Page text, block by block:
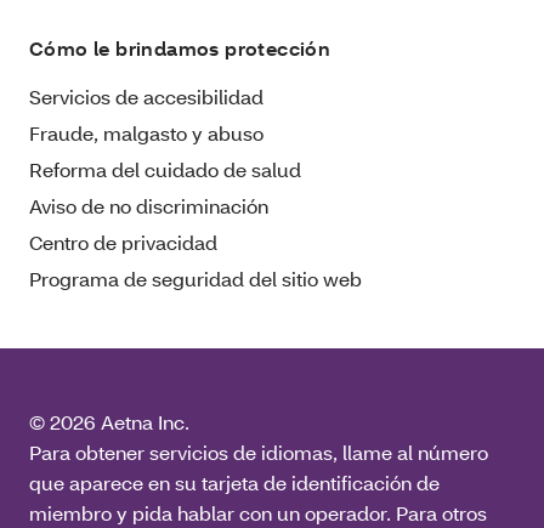
Cómo le brindamos protección
Servicios de accesibilidad
Fraude, malgasto y abuso
Reforma del cuidado de salud
Aviso de no discriminación
Centro de privacidad
Programa de seguridad del sitio web
© 2026 Aetna Inc.
Para obtener servicios de idiomas, llame al número
que aparece en su tarjeta de identificación de
miembro y pida hablar con un operador. Para otros